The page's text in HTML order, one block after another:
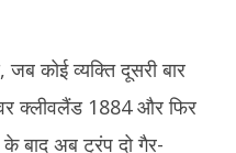
कोई व्यक्ति दूसरी बार
क्लीवलैंड 1884 और फिर
के बाद अब ट्रंप दो गैर-